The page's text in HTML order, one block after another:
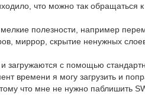
что можно так обращаться к
мелкие полезности, например
миррор, скрытие ненужных
загружаются с помощью
времени я могу загрузить и
что мне не нужно паблишить